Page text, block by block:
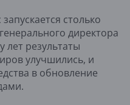
столько
директора
лет результаты
улучшились, и
в обновление